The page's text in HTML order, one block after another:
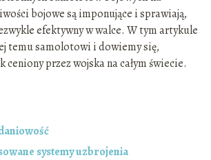
bojowe są imponujące i sprawiają,
efektywny w walce. W tym artykule
temu samolotowi i dowiemy się,
ceniony przez wojska na całym świecie.
systemy uzbrojenia